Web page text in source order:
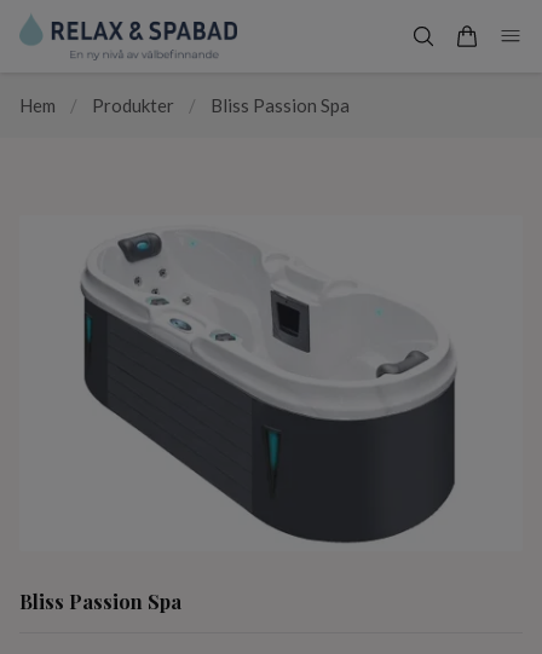
Hem / Produkter / Bliss Passion Spa
Bliss Passion Spa